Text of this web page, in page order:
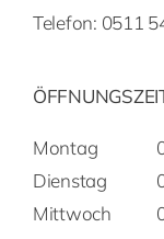
Telefon: 0511
Montag
Dienstag
Mittwoch